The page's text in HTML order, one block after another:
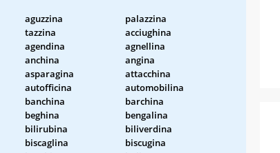
aguzzina
palazzina
tazzina
acciughina
agendina
agnellina
anchina
angina
asparagina
attacchina
autofficina
automobilina
banchina
barchina
beghina
bengalina
bilirubina
biliverdina
biscaglina
biscugina